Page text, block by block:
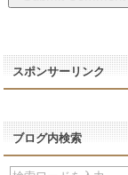
スポンサーリンク
ブログ内検索